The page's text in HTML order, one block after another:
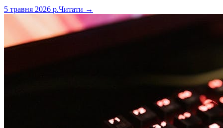
5 травня 2026 р.Читати →